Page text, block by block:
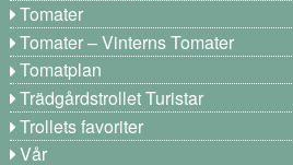
Tomater
Tomater – Vinterns Tomater
Tomatplan
Trädgårdstrollet Turistar
Trollets favoriter
Vår